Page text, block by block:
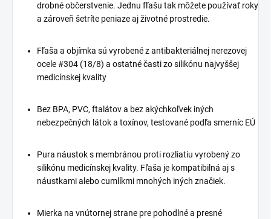
drobné občerstvenie. Jednu fľašu tak môžete používať roky
a zároveň šetríte peniaze aj životné prostredie.
Fľaša a objímka sú vyrobené z antibakteriálnej nerezovej
ocele #304 (18/8) a ostatné časti zo silikónu najvyššej
medicínskej kvality
Bez BPA, PVC, ftalátov a bez akýchkoľvek iných
nebezpečných látok a toxínov, testované podľa smerníc EÚ
Pura náustok s membránou proti rozliatiu vyrobený zo
silikónu medicínskej kvality. Fľaša je kompatibilná aj s
náustkami alebo cumlíkmi mnohých iných značiek.
Mierka na vnútornej strane pre pohodlné a presné